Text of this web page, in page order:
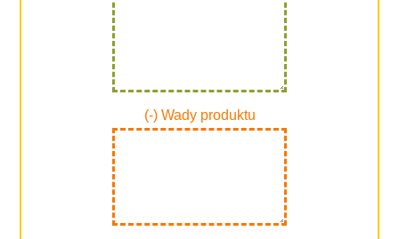
(-) Wady produktu